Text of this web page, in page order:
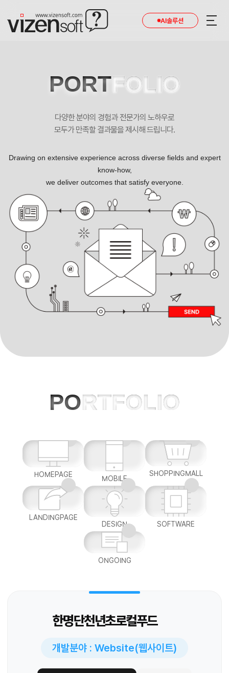
AI솔루션
한명단천년초로컬푸드 포트폴리오
PORTFOLIO
다양한 분야의 경험과 전문가의 노하우로
모두가 만족할 결과물을 제시해 드립니다.
Drawing on extensive experience across diverse fields and expert
know-how,
we deliver outcomes that satisfy everyone.
PORTFOLIO
HOMEPAGE MOBILE
SHOPPINGMALL
LANDINGPAGE
DESIGN
SOFTWARE
ONGOING
한명단천년초로컬푸드
개발분야 : Website(웹사이트)